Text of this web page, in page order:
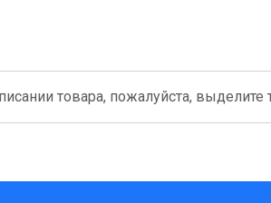
товара, пожалуйста,